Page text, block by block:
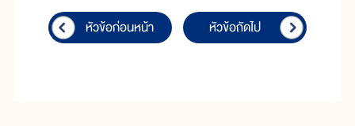
หัวข้อก่อนหน้า หัวข้อถัดไป